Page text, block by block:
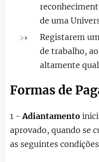
de uma
Registarem
de trabalho,
altamente
Formas de
1 - Adiantamento
aprovado, quando se
as seguintes